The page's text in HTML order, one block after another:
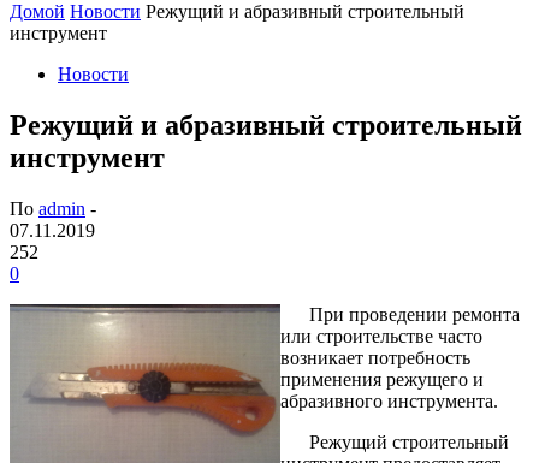
Домой Новости Режущий и абразивный строительный
инструмент
Новости
Режущий и абразивный строительный
инструмент
По admin -
07.11.2019
252
0
При проведении ремонта
или строительстве часто
возникает потребность
применения режущего и
абразивного инструмента.
Режущий строительный